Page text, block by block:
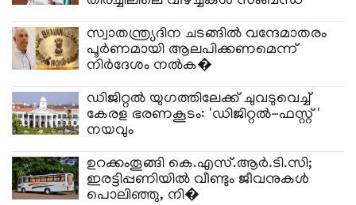
സ്വാതന്ത്ര്യദിന ചടങ്ങിൽ വന്ദേമാതരം
പൂർണമായി ആലപിക്കണമെന്ന്
നിർദേശം നൽക�
ഡിജിറ്റൽ യുഗത്തിലേക്ക് ചുവടുവെച്ച്
കേരള ഭരണകൂടം: 'ഡിജിറ്റൽ-ഫസ്റ്റ്'
നയവും
​ഉറക്കംതൂങ്ങി കെ.എസ്.ആർ.ടി.സി;
ഇരട്ടിപ്പണിയിൽ വീണ്ടും ജീവനുകൾ
പൊലിഞ്ഞു, നി�